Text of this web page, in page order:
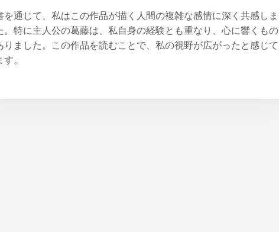
を通じて、私はこの作品が描く人間の複雑な感情に深く共感しま
。特に主人公の葛藤は、私自身の経験とも重なり、心に響くもの
りました。この作品を読むことで、私の視野が広がったと感じて
す。